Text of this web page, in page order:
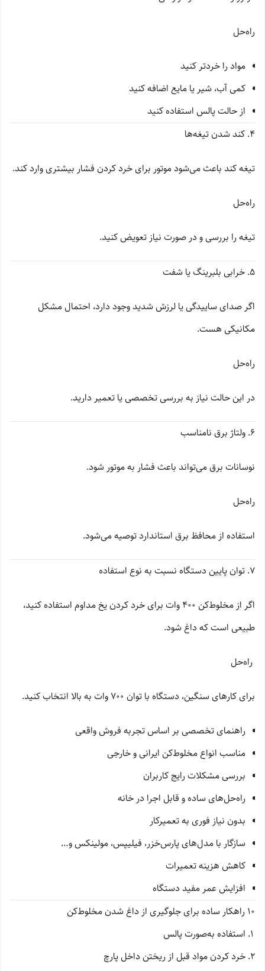
راه‌حل
مواد را خردتر کنید
کمی آب، شیر یا مایع اضافه کنید
از حالت پالس استفاده کنید
4. کند شدن تیغه‌ها
تیغه کند باعث می‌شود موتور برای خرد کردن فشار بیشتری وارد کند.
راه‌حل
تیغه را بررسی و در صورت نیاز تعویض کنید.
5. خرابی بلبرینگ یا شفت
اگر صدای ساییدگی یا لرزش شدید وجود دارد، احتمال مشکل
مکانیکی هست.
راه‌حل
در این حالت نیاز به بررسی تخصصی یا تعمیر دارید.
6. ولتاژ برق نامناسب
نوسانات برق می‌تواند باعث فشار به موتور شود.
راه‌حل
استفاده از محافظ برق استاندارد توصیه می‌شود.
7. توان پایین دستگاه نسبت به نوع استفاده
اگر از مخلوط‌کن 400 وات برای خرد کردن یخ مداوم استفاده کنید،
طبیعی است که داغ شود.
راه‌حل
برای کارهای سنگین، دستگاه با توان 700 وات به بالا انتخاب کنید.
راهنمای تخصصی بر اساس تجربه فروش واقعی
مناسب انواع مخلوط‌کن ایرانی و خارجی
بررسی مشکلات رایج کاربران
راه‌حل‌های ساده و قابل اجرا در خانه
بدون نیاز فوری به تعمیرکار
سازگار با مدل‌های پارس‌خزر، فیلیپس، مولینکس و…
کاهش هزینه تعمیرات
افزایش عمر مفید دستگاه
10 راهکار ساده برای جلوگیری از داغ شدن مخلوط‌کن
استفاده به‌صورت پالس
خرد کردن مواد قبل از ریختن داخل پارچ